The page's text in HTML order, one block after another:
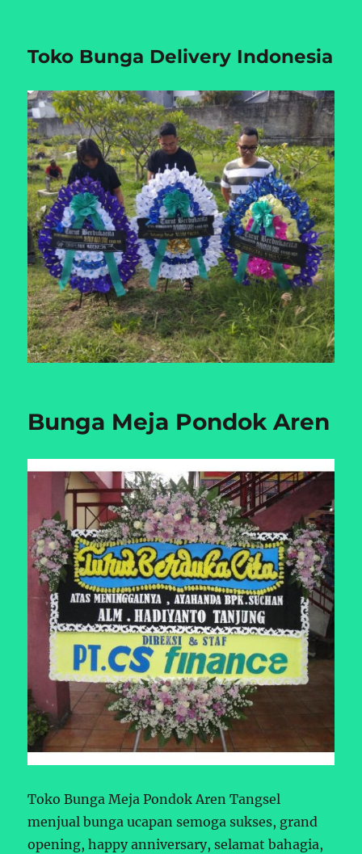
Toko Bunga Delivery Indonesia
Bunga Meja Pondok Aren
Toko Bunga Meja Pondok Aren Tangsel
menjual bunga ucapan semoga sukses, grand
opening, happy anniversary, selamat bahagia,